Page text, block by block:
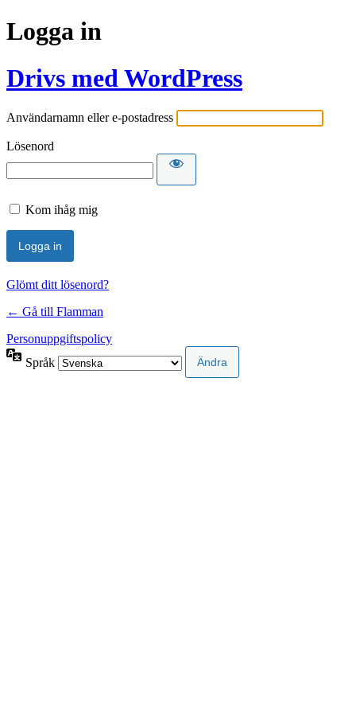
Logga in
Drivs med WordPress
Användarnamn eller e-postadress
Lösenord
Kom ihåg mig
Glömt ditt lösenord?
← Gå till Flamman
Personuppgiftspolicy
Språk